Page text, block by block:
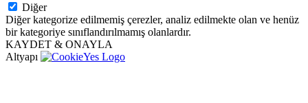
Diğer
Diğer kategorize edilmemiş çerezler, analiz edilmekte olan ve henüz
bir kategoriye sınıflandırılmamış olanlardır.
KAYDET & ONAYLA
Altyapı